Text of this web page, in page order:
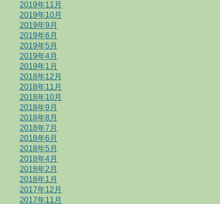
2019年11月
2019年10月
2019年9月
2019年6月
2019年5月
2019年4月
2019年1月
2018年12月
2018年11月
2018年10月
2018年9月
2018年8月
2018年7月
2018年6月
2018年5月
2018年4月
2018年2月
2018年1月
2017年12月
2017年11月